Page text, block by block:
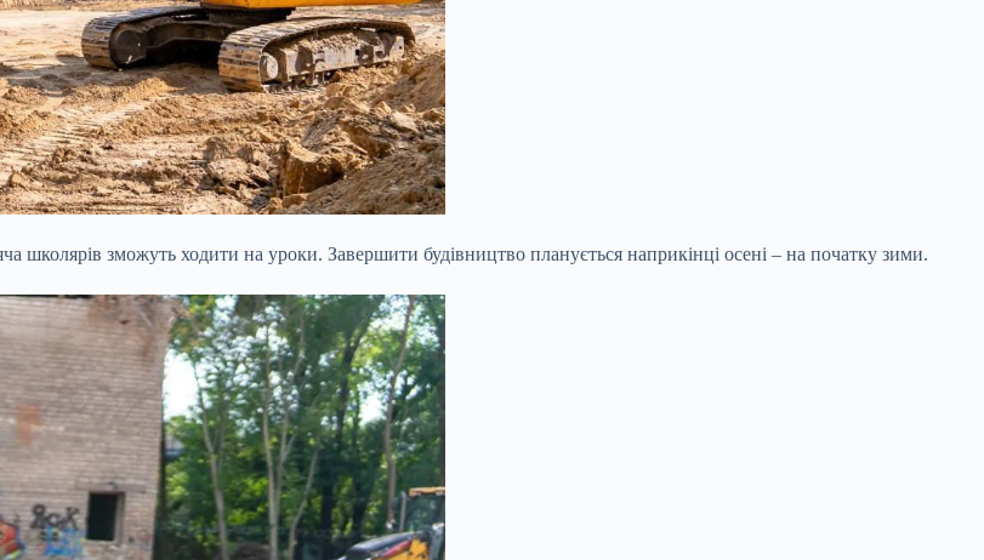
школярів зможуть ходити на уроки. Завершити будівництво планується наприкінці осені – на початку зими.